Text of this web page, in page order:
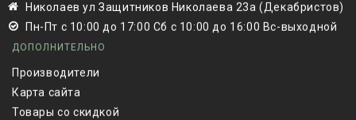
Николаев ул Защитников Николаева 23а (Декабристов)
Пн-Пт с 10:00 до 17:00 Сб с 10:00 до 16:00 Вс-выходной
ДОПОЛНИТЕЛЬНО
Производители
Карта сайта
Товары со скидкой